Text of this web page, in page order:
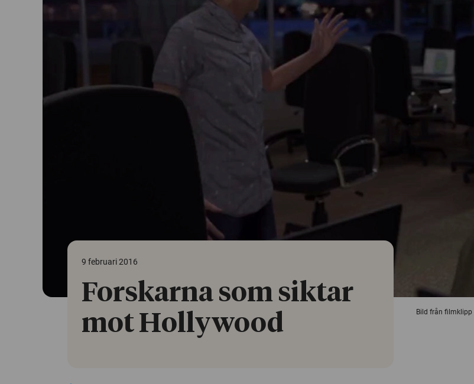
Bild från filmklipp
9 februari 2016
Forskarna som siktar
mot Hollywood